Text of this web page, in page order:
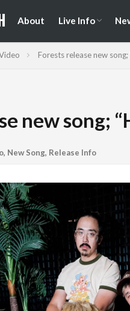
About Live Info
Forests release new
new song;
, New Song, Release Info